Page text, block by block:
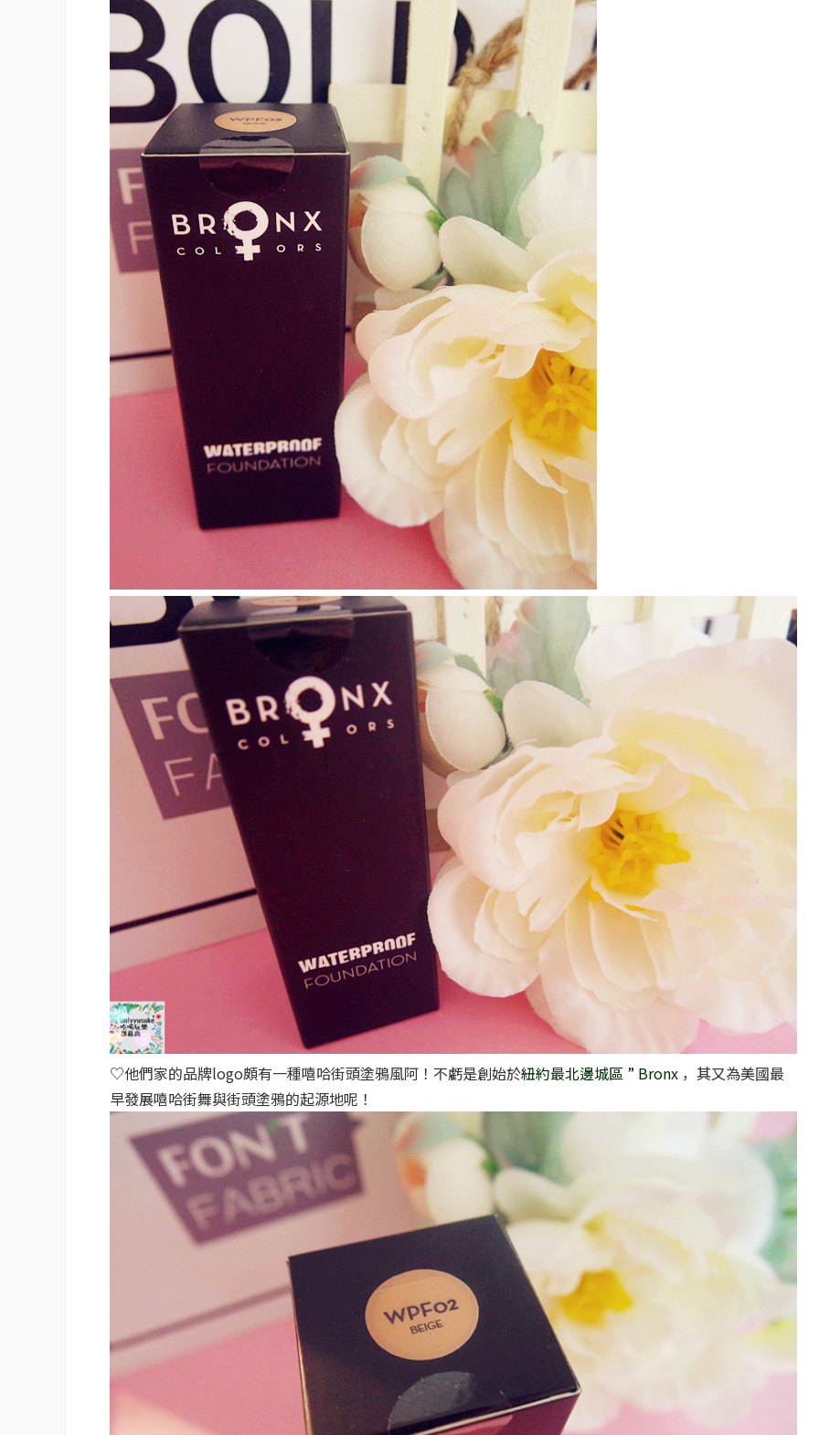
♡他們家的品牌logo頗有一種嘻哈街頭塗鴉風阿！不虧是創始於紐約最北邊城區 ” Bronx ，其又為美國最
早發展嘻哈街舞與街頭塗鴉的起源地呢！